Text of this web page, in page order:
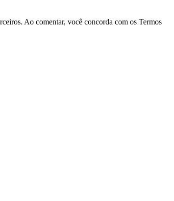
Ao comentar, você concorda com os Termos